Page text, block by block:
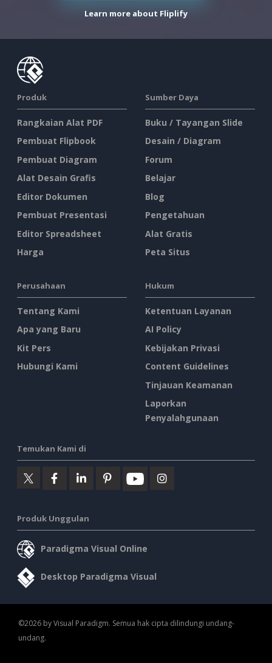
Learn more about Fliplify
Produk
Rangkaian Alat PDF
Pembuat Flipbook
Pembuat Diagram
Alat Desain Grafis
Editor Dokumen
Pembuat Presentasi
Editor Spreadsheet
Harga
Sumber Daya
Buku / Tayangan Slide
Desain / Diagram
Forum
Belajar
Blog
Pengetahuan
Alat Gratis
Peta Situs
Perusahaan
Tentang Kami
Apa yang Baru
Kit Pers
Hubungi Kami
Hukum
Ketentuan Layanan
AI Policy
Kebijakan Privasi
Content Guidelines
Tinjauan Keamanan
Laporkan
Penyalahgunaan
Temukan Kami di
Produk Unggulan
Paradigma Visual Online
Desktop Paradigma Visual
©2026 by Visual Paradigm. Semua hak cipta dilindungi undang-
undang.